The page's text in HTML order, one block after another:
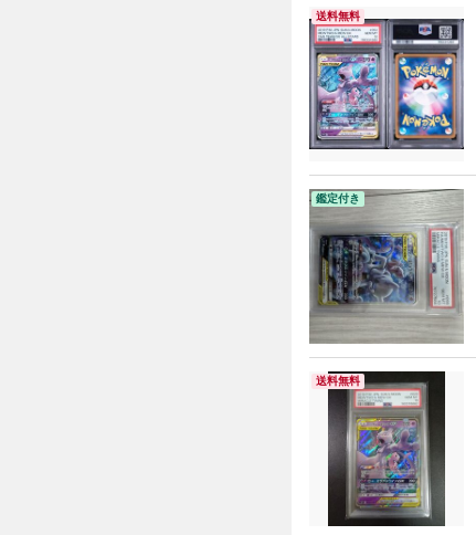
送料無料
鑑定付き
送料無料